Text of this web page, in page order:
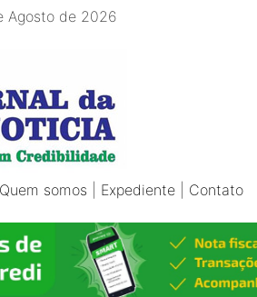
Agosto de 2026
Quem somos Expediente Contato